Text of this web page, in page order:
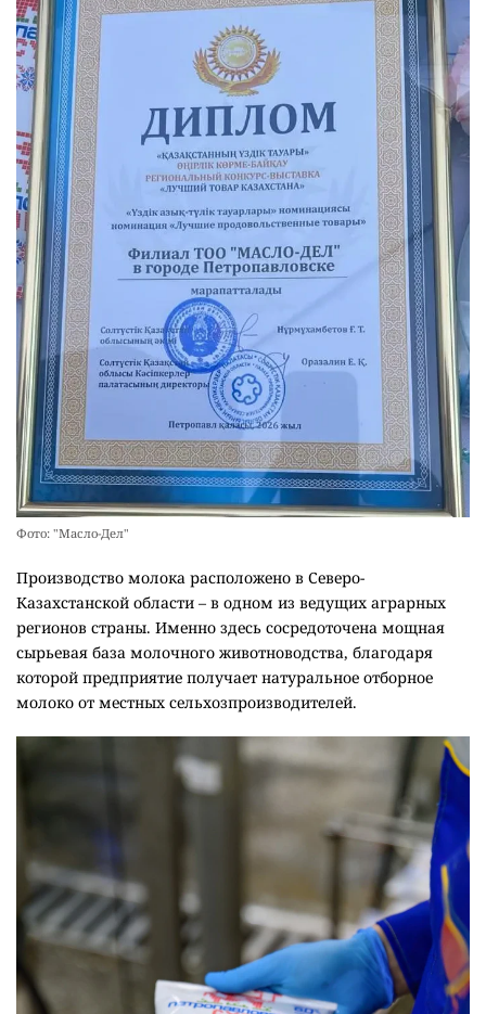
Фото: "Масло-Дел"
Производство молока расположено в Северо-
Казахстанской области – в одном из ведущих аграрных
регионов страны. Именно здесь сосредоточена мощная
сырьевая база молочного животноводства, благодаря
которой предприятие получает натуральное отборное
молоко от местных сельхозпроизводителей.